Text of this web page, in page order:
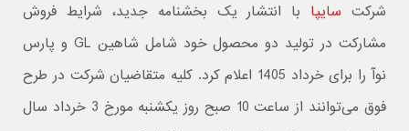
شرکت سایپا با انتشار یک بخشنامه جدید، شرایط فروش
مشارکت در تولید دو محصول خود شامل شاهین GL و پارس
نوآ را برای خرداد 1405 اعلام کرد. کلیه متقاضیان شرکت در طرح
فوق می‌توانند از ساعت 10 صبح روز یکشنبه مورخ 3 خرداد سال